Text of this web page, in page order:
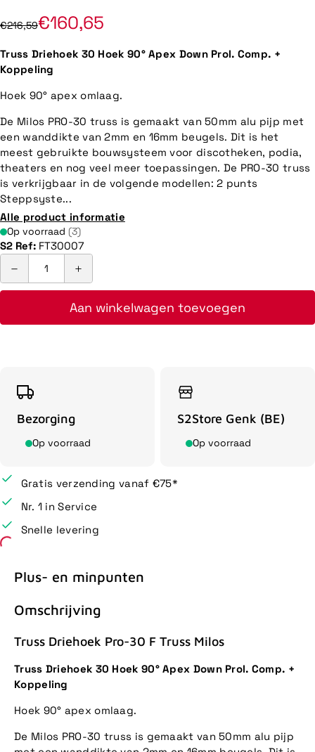
€216,59€160,65
Truss Driehoek 30 Hoek 90° Apex Down Prol. Comp. +
Koppeling
Hoek 90° apex omlaag.
De Milos PRO-30 truss is gemaakt van 50mm alu pijp met
een wanddikte van 2mm en 16mm beugels. Dit is het
meest gebruikte bouwsysteem voor discotheken, podia,
theaters en nog veel meer toepassingen. De PRO-30 truss
is verkrijgbaar in de volgende modellen: 2 punts
Steppsyste...
Alle product informatie
Op voorraad (3)
S2 Ref: FT30007
Aan winkelwagen toevoegen
Bezorging
Op voorraad
S2Store Genk (BE)
Op voorraad
Gratis verzending vanaf €75*
Nr. 1 in Service
Snelle levering
Plus- en minpunten
Omschrijving
Truss Driehoek Pro-30 F Truss Milos
Truss Driehoek 30 Hoek 90° Apex Down Prol. Comp. +
Koppeling
Hoek 90° apex omlaag.
De Milos PRO-30 truss is gemaakt van 50mm alu pijp